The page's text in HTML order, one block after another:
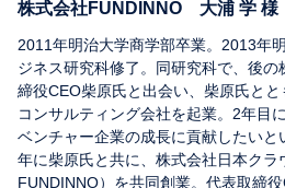
株式会社FUNDINNO 大浦 学 様
2011年明治大学商学部卒業。2013年
ジネス研究科修了。同研究科で、後の
締役CEO柴原氏と出会い、柴原氏と
コンサルティング会社を起業。2年目
ベンチャー企業の成長に貢献したい
年に柴原氏と共に、株式会社日本クラ
FUNDINNO）を共同創業。代表取締